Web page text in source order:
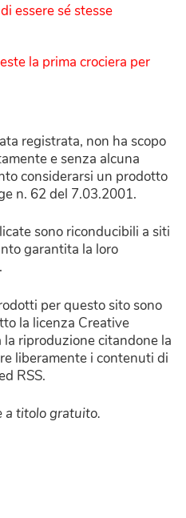
essere sé stesse
la prima crociera per
registrata, non ha scopo
e senza alcuna
considerarsi un prodotto
n. 62 del 7.03.2001.
sono riconducibili a siti
garantita la loro
per questo sito sono
la licenza Creative
riproduzione citandone la
liberamente i contenuti di
RSS.
a titolo gratuito.